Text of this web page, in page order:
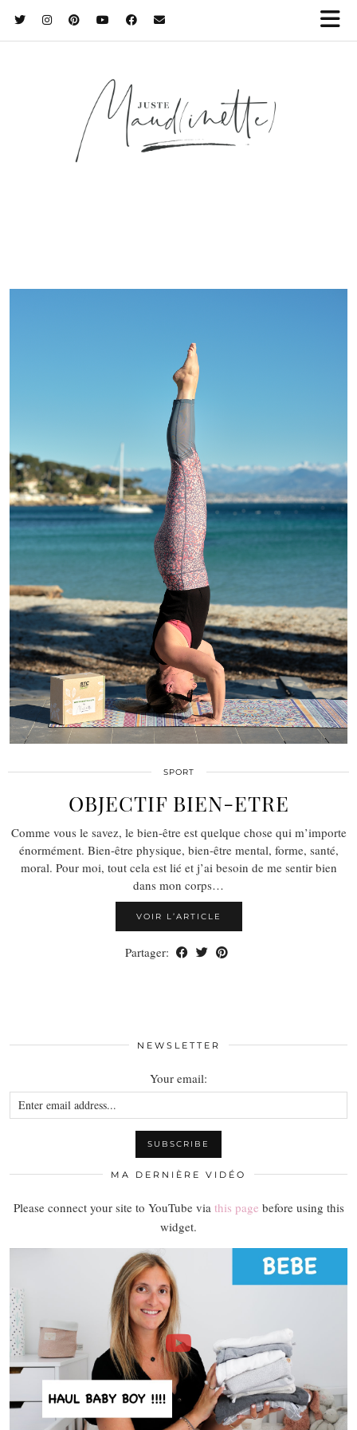
SPORT
OBJECTIF BIEN-ETRE
Comme vous le savez, le bien-être est quelque chose qui m’importe
énormément. Bien-être physique, bien-être mental, forme, santé,
moral. Pour moi, tout cela est lié et j’ai besoin de me sentir bien
dans mon corps…
VOIR L’ARTICLE
Partager:
NEWSLETTER
Your email:
MA DERNIÈRE VIDÉO
Please connect your site to YouTube via this page before using this
widget.